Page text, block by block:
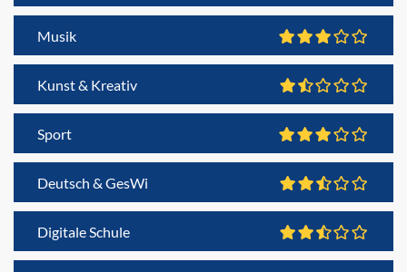
Musik
Kunst & Kreativ
Sport
Deutsch & GesWi
Digitale Schule